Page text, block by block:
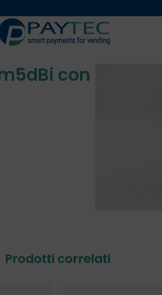
con
Prodotti correlati